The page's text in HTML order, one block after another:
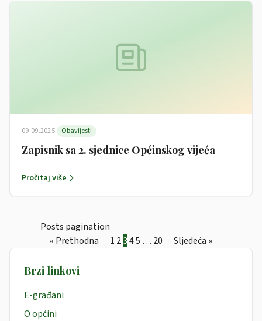
09.09.2025. Obavijesti
Zapisnik sa 2. sjednice Općinskog vijeća
Pročitaj više
Posts pagination
« Prethodna
1 2345 … 20 Sljedeća »
Brzi linkovi
E-građani
O općini